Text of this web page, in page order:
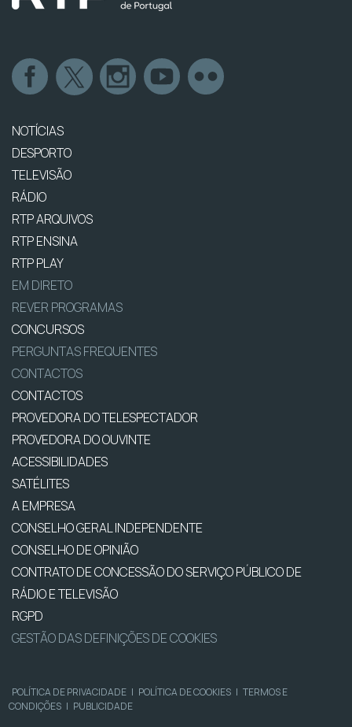
NOTÍCIAS
DESPORTO
TELEVISÃO
RÁDIO
RTP ARQUIVOS
RTP ENSINA
RTP PLAY
EM DIRETO
REVER PROGRAMAS
CONCURSOS
PERGUNTAS FREQUENTES
CONTACTOS
CONTACTOS
PROVEDORA DO TELESPECTADOR
PROVEDORA DO OUVINTE
ACESSIBILIDADES
SATÉLITES
A EMPRESA
CONSELHO GERAL INDEPENDENTE
CONSELHO DE OPINIÃO
CONTRATO DE CONCESSÃO DO SERVIÇO PÚBLICO DE
RÁDIO E TELEVISÃO
RGPD
GESTÃO DAS DEFINIÇÕES DE COOKIES
POLÍTICA DE PRIVACIDADE | POLÍTICA DE COOKIES | TERMOS E
CONDIÇÕES | PUBLICIDADE